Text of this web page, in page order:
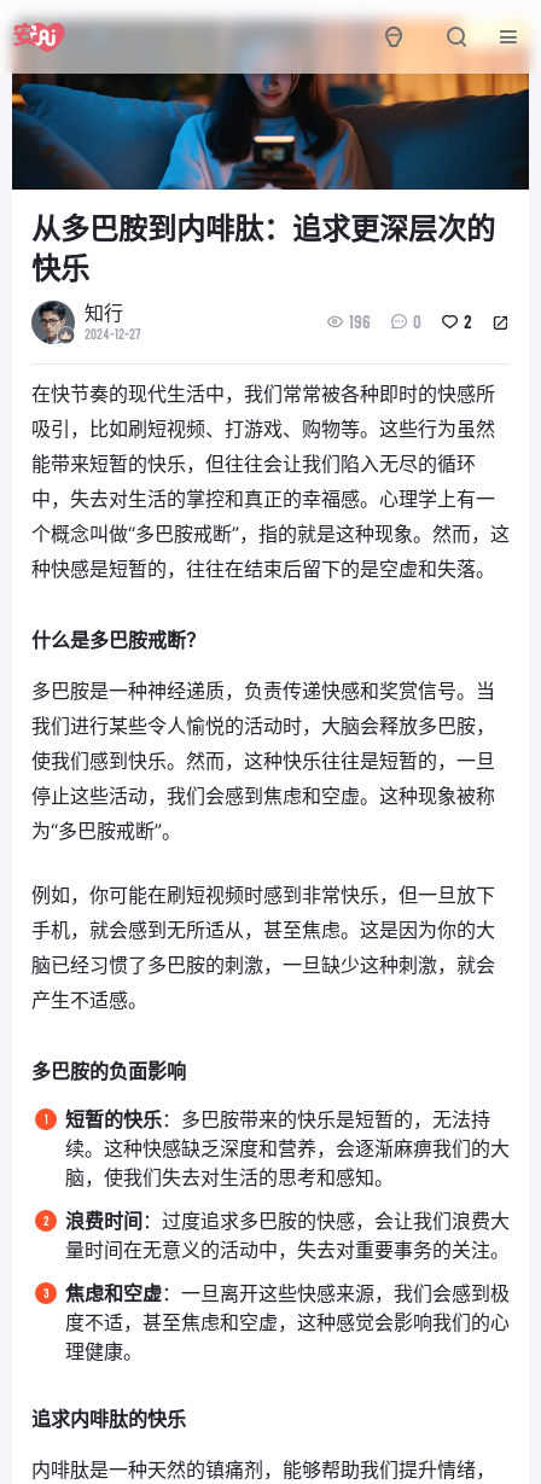
从多巴胺到内啡肽：追求更深层次的
快乐
知行
2024-12-27
196 0 2
在快节奏的现代生活中，我们常常被各种即时的快感所
吸引，比如刷短视频、打游戏、购物等。这些行为虽然
能带来短暂的快乐，但往往会让我们陷入无尽的循环
中，失去对生活的掌控和真正的幸福感。心理学上有一
个概念叫做“多巴胺戒断”，指的就是这种现象。然而，这
种快感是短暂的，往往在结束后留下的是空虚和失落。
什么是多巴胺戒断？
多巴胺是一种神经递质，负责传递快感和奖赏信号。当
我们进行某些令人愉悦的活动时，大脑会释放多巴胺，
使我们感到快乐。然而，这种快乐往往是短暂的，一旦
停止这些活动，我们会感到焦虑和空虚。这种现象被称
为“多巴胺戒断”。
例如，你可能在刷短视频时感到非常快乐，但一旦放下
手机，就会感到无所适从，甚至焦虑。这是因为你的大
脑已经习惯了多巴胺的刺激，一旦缺少这种刺激，就会
产生不适感。
多巴胺的负面影响
短暂的快乐：多巴胺带来的快乐是短暂的，无法持
续。这种快感缺乏深度和营养，会逐渐麻痹我们的大
脑，使我们失去对生活的思考和感知。
浪费时间 ：过度追求多巴胺的快感，会让我们浪费大
量时间在无意义的活动中，失去对重要事务的关注。
焦虑和空虚：一旦离开这些快感来源，我们会感到极
度不适，甚至焦虑和空虚，这种感觉会影响我们的心
理健康。
追求内啡肽的快乐
内啡肽是一种天然的镇痛剂，能够帮助我们提升情绪，